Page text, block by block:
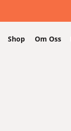
Shop Om Oss